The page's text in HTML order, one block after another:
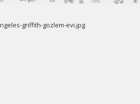
griffith-gozlem-evi.jpg